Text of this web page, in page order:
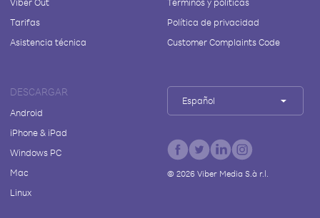
Tarifas
Asistencia técnica
Política de privacidad
Customer Complaints Code
DESCARGAR
Android
iPhone & iPad
Windows PC
Mac
Linux
Español
© 2026Viber Media S.à r.l.